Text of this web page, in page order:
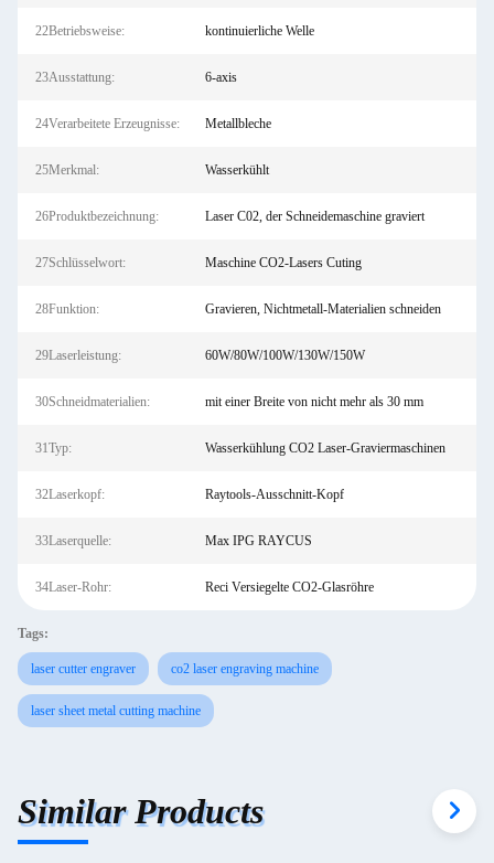
22Betriebsweise: kontinuierliche Welle
23Ausstattung: 6-axis
24Verarbeitete Erzeugnisse: Metallbleche
25Merkmal: Wasserkühlt
26Produktbezeichnung: Laser C02, der Schneidemaschine graviert
27Schlüsselwort: Maschine CO2-Lasers Cuting
28Funktion: Gravieren, Nichtmetall-Materialien schneiden
29Laserleistung: 60W/80W/100W/130W/150W
30Schneidmaterialien: mit einer Breite von nicht mehr als 30 mm
31Typ: Wasserkühlung CO2 Laser-Graviermaschinen
32Laserkopf: Raytools-Ausschnitt-Kopf
33Laserquelle: Max IPG RAYCUS
34Laser-Rohr: Reci Versiegelte CO2-Glasröhre
Tags:
laser cutter engraver co2 laser engraving machine
laser sheet metal cutting machine
Similar Products